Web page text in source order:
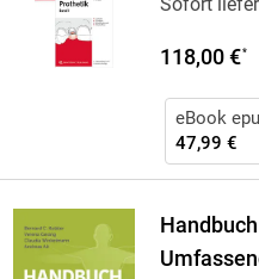
Sofort
118,00 €*
eBook
47,99 €